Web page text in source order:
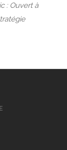
: Ouvert à